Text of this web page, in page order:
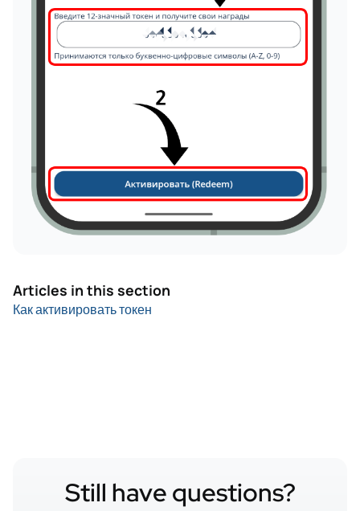
Articles in this section
Как активировать токен
Still have questions?